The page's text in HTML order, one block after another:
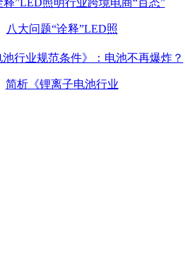
八大问题“诠释”LED照
简析《锂离子电池行业